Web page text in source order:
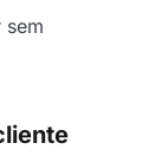
sem